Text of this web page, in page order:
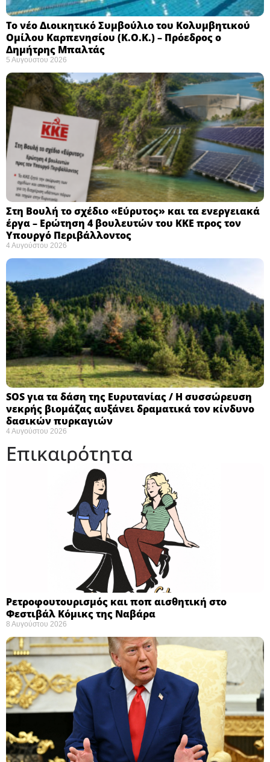
Το νέο Διοικητικό Συμβούλιο του Κολυμβητικού
Ομίλου Καρπενησίου (Κ.Ο.Κ.) – Πρόεδρος ο
Δημήτρης Μπαλτάς
5 Αυγούστου 2026
Στη Βουλή το σχέδιο «Εύρυτος» και τα ενεργειακά
έργα – Ερώτηση 4 βουλευτών του ΚΚΕ προς τον
Υπουργό Περιβάλλοντος
4 Αυγούστου 2026
SOS για τα δάση της Ευρυτανίας / Η συσσώρευση
νεκρής βιομάζας αυξάνει δραματικά τον κίνδυνο
δασικών πυρκαγιών
4 Αυγούστου 2026
Επικαιρότητα
Ρετροφουτουρισμός και ποπ αισθητική στο
Φεστιβάλ Κόμικς της Ναβάρα ​
8 Αυγούστου 2026